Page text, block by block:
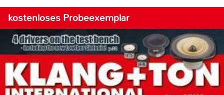
kostenloses Probeexemplar